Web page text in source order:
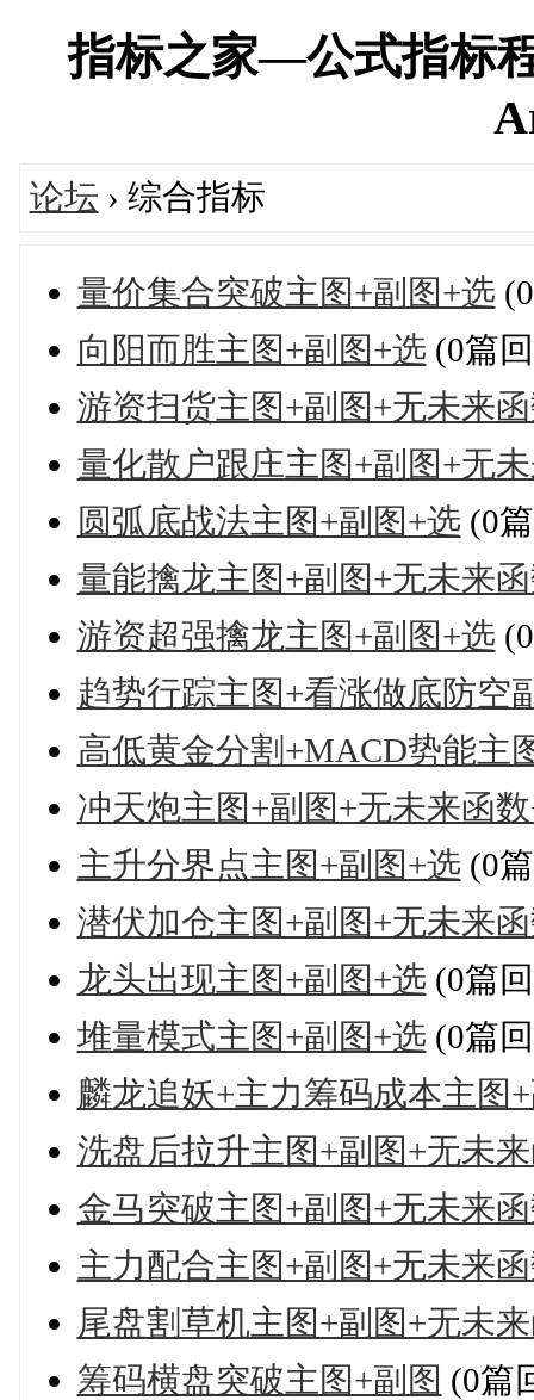
指标之家—公式指标
论坛 › 综合指标
量价集合突破主图+副图+选
向阳而胜主图+副图+选 (0篇
游资扫货主图+副图+无未来
量化散户跟庄主图+副图+无
圆弧底战法主图+副图+选 (0
量能擒龙主图+副图+无未来
游资超强擒龙主图+副图+选
趋势行踪主图+看涨做底防空
高低黄金分割+MACD势能主
冲天炮主图+副图+无未来函
主升分界点主图+副图+选 (0
潜伏加仓主图+副图+无未来
龙头出现主图+副图+选 (0篇
堆量模式主图+副图+选 (0篇
麟龙追妖+主力筹码成本主图
洗盘后拉升主图+副图+无未
金马突破主图+副图+无未来
主力配合主图+副图+无未来
尾盘割草机主图+副图+无未
筹码横盘突破主图+副图 (0篇